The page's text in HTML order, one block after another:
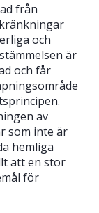
från
och
är
och får
av
som inte är
hemliga
att en stor
för